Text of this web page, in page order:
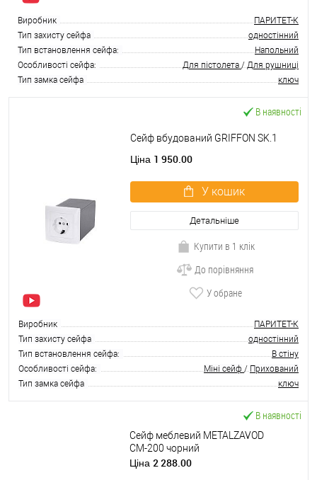
Виробник
ПАРИТЕТ-К
Тип захисту сейфа
одностінний
Тип встановлення сейфа:
Напольний
Особливості сейфа:
Для пістолета /Для рушниці
Тип замка сейфа
ключ
В наявності
Сейф вбудований GRIFFON SK.1
Ціна 1 950.00
У кошик
Детальніше
Купити в 1 клік
До порівняння
У обране
Виробник
ПАРИТЕТ-К
Тип захисту сейфа
одностінний
Тип встановлення сейфа:
В стіну
Особливості сейфа:
Міні сейф /Прихований
Тип замка сейфа
ключ
В наявності
Сейф меблевий METALZAVOD
СМ-200 чорний
Ціна 2 288.00